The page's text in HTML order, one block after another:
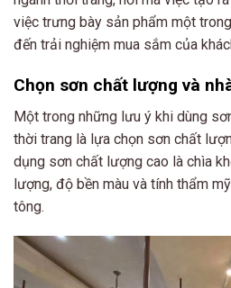
việc trưng bày sản phẩm một
đến trải nghiệm mua sắm của
Chọn sơn chất lượng và
Một trong những lưu ý khi dùng
thời trang là lựa chọn sơn chất
dụng sơn chất lượng cao là chìa
lượng, độ bền màu và tính thẩm
tông.